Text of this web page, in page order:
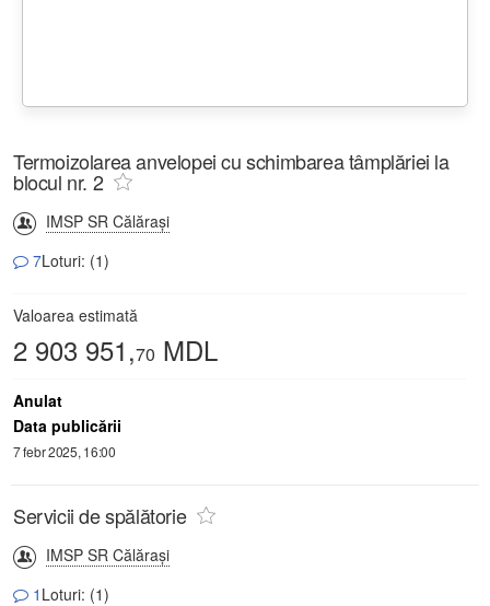
Termoizolarea anvelopei cu schimbarea tâmplăriei la
blocul nr. 2
IMSP SR Călăraşi
7Loturi: (1)
Valoarea estimată
2 903 951,70 MDL
Anulat
Data publicării
7 febr 2025, 16:00
Servicii de spălătorie
IMSP SR Călăraşi
1 Loturi: (1)